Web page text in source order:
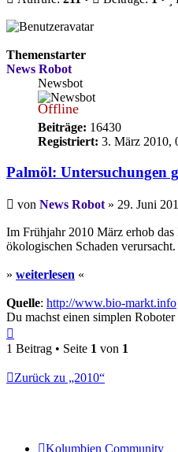
Themenstarter
News Robot
Newsbot
Offline
Beiträge: 16430
Registriert: 3. März 2010,
Palmöl: Untersuchungen
Beitrag
von News Robot » 29. Juni
Im Frühjahr 2010 März erhob
ökologischen Schaden verursacht.
» weiterlesen «
Quelle: http://www.bio-markt.info
Du machst einen simplen
oben
1 Beitrag • Seite 1 von 1
Zurück zu „2010“
Kolumbien Community